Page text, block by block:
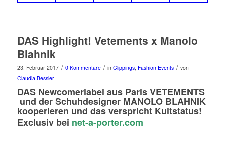
DAS Highlight! Vetements x Manolo
Blahnik
23. Februar 2017 / 0 Kommentare / in Clippings, Fashion Events / von
Claudia Bessler
DAS Newcomerlabel aus Paris VETEMENTS
und der Schuhdesigner MANOLO BLAHNIK
kooperieren und das verspricht Kultstatus!
Exclusiv bei net-a-porter.com